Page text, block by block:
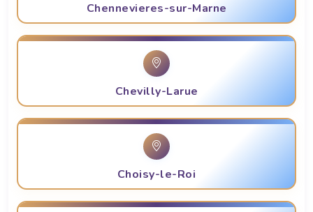
Chennevieres-sur-Marne
Chevilly-Larue
Choisy-le-Roi